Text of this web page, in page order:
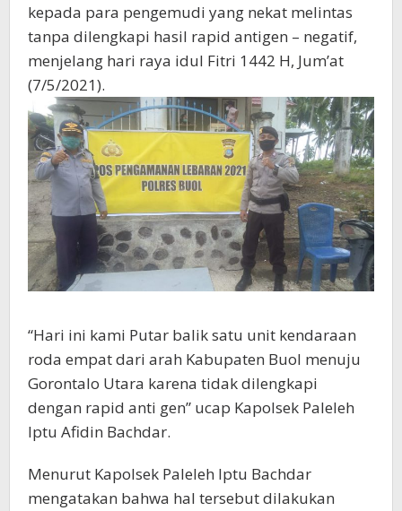
kepada para pengemudi yang nekat melintas
tanpa dilengkapi hasil rapid antigen – negatif,
menjelang hari raya idul Fitri 1442 H, Jum’at
(7/5/2021).
“Hari ini kami Putar balik satu unit kendaraan
roda empat dari arah Kabupaten Buol menuju
Gorontalo Utara karena tidak dilengkapi
dengan rapid anti gen” ucap Kapolsek Paleleh
Iptu Afidin Bachdar.
Menurut Kapolsek Paleleh Iptu Bachdar
mengatakan bahwa hal tersebut dilakukan